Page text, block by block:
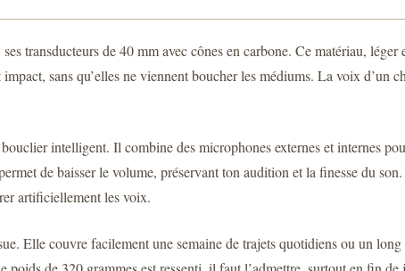
transducteurs de 40 mm avec cônes en carbone. Ce matériau,
sans qu’elles ne viennent boucher les médiums. La voix d’un
intelligent. Il combine des microphones externes et internes
de baisser le volume, préservant ton audition et la finesse du
artificiellement les voix.
Elle couvre facilement une semaine de trajets quotidiens ou un